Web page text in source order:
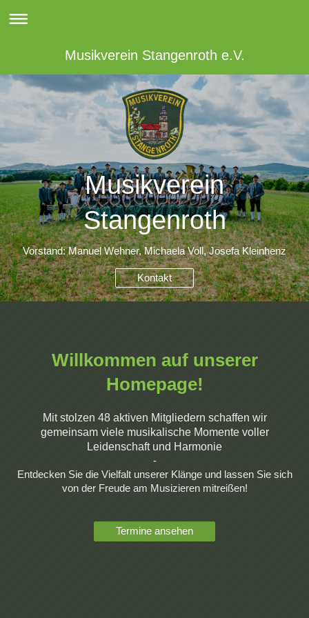
Musikverein Stangenroth e.V.
Musikverein
Stangenroth
Vorstand: Manuel Wehner, Michaela Voll, Josefa Kleinhenz
Kontakt
Willkommen auf unserer
Homepage!
Mit stolzen 48 aktiven Mitgliedern schaffen wir
gemeinsam viele musikalische Momente voller
Leidenschaft und Harmonie
-
Entdecken Sie die Vielfalt unserer Klänge und lassen Sie sich
von der Freude am Musizieren mitreißen!
Termine ansehen